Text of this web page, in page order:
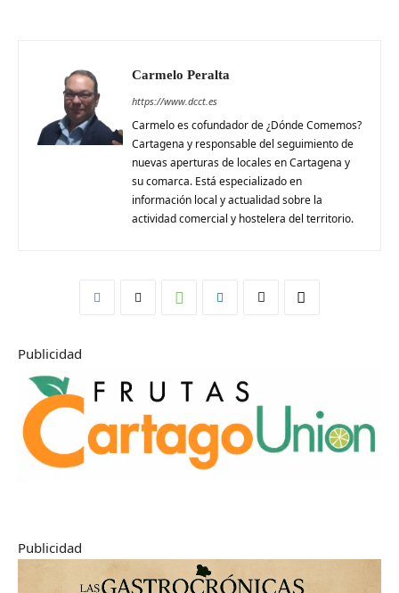
Carmelo Peralta
https://www.dcct.es
Carmelo es cofundador de ¿Dónde Comemos?
Cartagena y responsable del seguimiento de
nuevas aperturas de locales en Cartagena y
su comarca. Está especializado en
información local y actualidad sobre la
actividad comercial y hostelera del territorio.
Publicidad
Publicidad